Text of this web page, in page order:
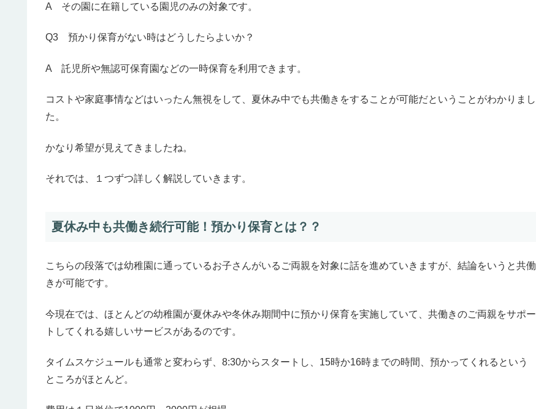
A その園に在籍している園児のみの対象です。
Q3 預かり保育がない時はどうしたらよいか？
A 託児所や無認可保育園などの一時保育を利用できます。
コストや家庭事情などはいったん無視をして、夏休み中でも共働きをすることが可能だということがわかりまし
た。
かなり希望が見えてきましたね。
それでは、１つずつ詳しく解説していきます。
夏休み中も共働き続行可能！預かり保育とは？？
こちらの段落では幼稚園に通っているお子さんがいるご両親を対象に話を進めていきますが、結論をいうと共働
きが可能です。
今現在では、ほとんどの幼稚園が夏休みや冬休み期間中に預かり保育を実施していて、共働きのご両親をサポー
トしてくれる嬉しいサービスがあるのです。
タイムスケジュールも通常と変わらず、8:30からスタートし、15時か16時までの時間、預かってくれるという
ところがほとんど。